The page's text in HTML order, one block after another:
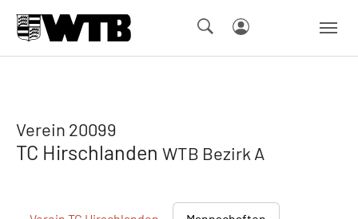
Verein 20099
TC Hirschlanden WTB Bezirk A